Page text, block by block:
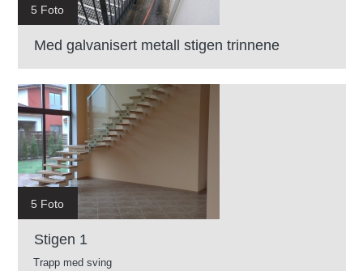
5 Foto
Med galvanisert metall stigen trinnene
5 Foto
Stigen 1
Trapp med sving